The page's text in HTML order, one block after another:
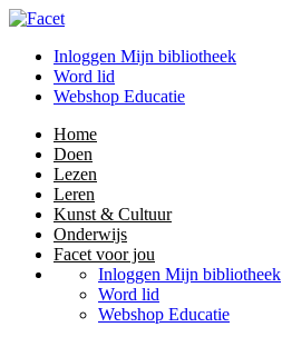
Inloggen Mijn bibliotheek
Word lid
Webshop Educatie
Home
Doen
Lezen
Leren
Kunst & Cultuur
Onderwijs
Facet voor jou
Inloggen Mijn bibliotheek
Word lid
Webshop Educatie